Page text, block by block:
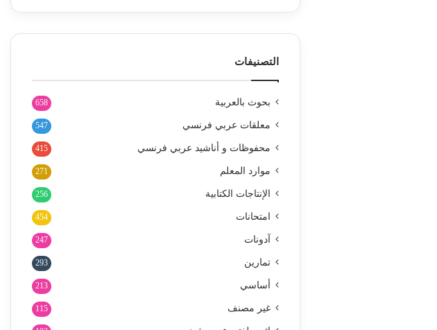
التصنيفات
بحوث بالعربية 658
معلقات عربي فرنسي 547
محفوظات و أناشيد عربي فرنسي 415
موارد المعلم 271
الإنتاجات الكتابية 256
امتحانات 454
آدونات 247
تمارين 293
أساسي 213
غير مصنف 115